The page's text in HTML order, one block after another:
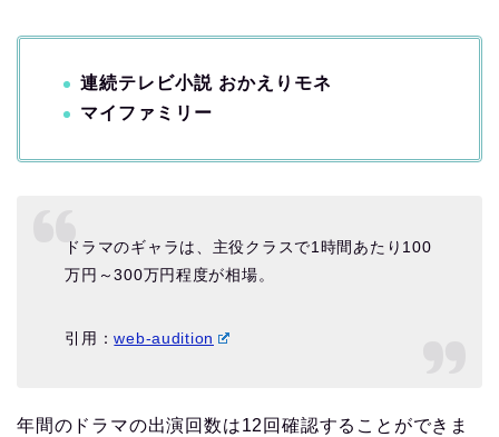
連続テレビ小説 おかえりモネ
マイファミリー
ドラマのギャラは、主役クラスで1時間あたり100
万円～300万円程度が相場。
引用：web-audition
年間のドラマの出演回数は12回確認することができま